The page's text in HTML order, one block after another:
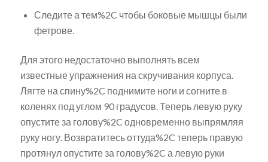
Следите а тем%2C чтобы боковые мышцы были
фетрове.
Для этого недостаточно выполнять всем
известные упражнения на скручивания корпуса.
Лягте на спину%2C поднимите ноги и согните в
коленях под углом 90 градусов. Теперь левую руку
опустите за голову%2C одновременно выпрямляя
руку ногу. Возвратитесь оттуда%2C теперь правую
протянул опустите за голову%2C а левую руки